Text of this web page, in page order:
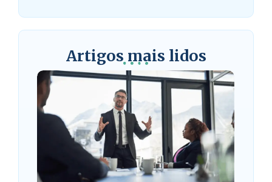
Artigos mais lidos